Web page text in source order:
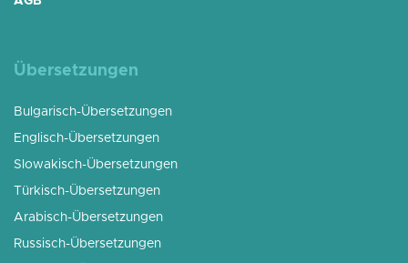
Übersetzungen
Bulgarisch-Übersetzungen
Englisch-Übersetzungen
Slowakisch-Übersetzungen
Türkisch-Übersetzungen
Arabisch-Übersetzungen
Russisch-Übersetzungen